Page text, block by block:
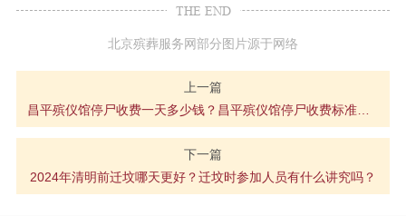
THE END
北京殡葬服务网部分图片源于网络
上一篇
昌平殡仪馆停尸收费一天多少钱？昌平殡仪馆停尸收费标准介绍
下一篇
2024年清明前迁坟哪天更好？迁坟时参加人员有什么讲究吗？